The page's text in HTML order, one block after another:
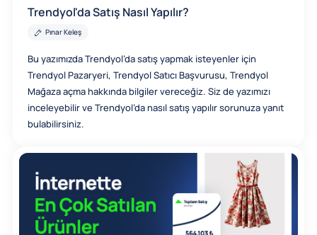
Trendyol'da Satış Nasıl Yapılır?
Pınar Keleş
Bu yazımızda Trendyol’da satış yapmak isteyenler için
Trendyol Pazaryeri, Trendyol Satıcı Başvurusu, Trendyol
Mağaza açma hakkında bilgiler vereceğiz. Siz de yazımızı
inceleyebilir ve Trendyol’da nasıl satış yapılır sorunuza yanıt
bulabilirsiniz.